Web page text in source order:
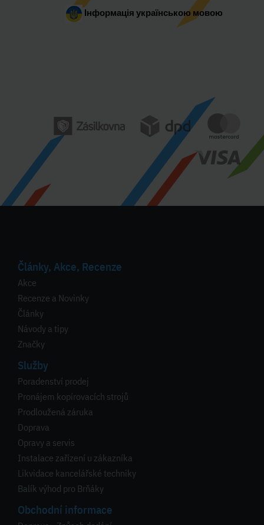
Інформація українською мовою
Články, Akce, Recenze
Akce
Recenze a Novinky
Články
Návody a tipy
Značky
Služby
Poradenství prodej
Pronájem kopírovacích strojů
Prodloužená záruka
Doprava
Opravy a servis
Instalace zařízení u zákazníka
Likvidace kancelářské techniky
Balík výhod pro Brňáky
Obchodní informace